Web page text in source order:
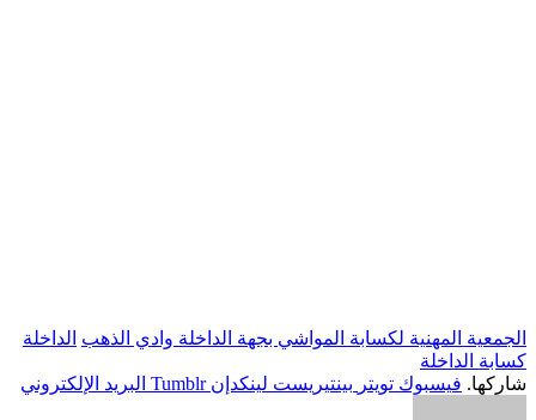
الجمعية المهنية لكسابة المواشي بجهة الداخلة وادي الذهب الداخلة
كسابة الداخلة
شاركها. فيسبوك تويتر بينتيريست لينكدإن Tumblr البريد الإلكتروني